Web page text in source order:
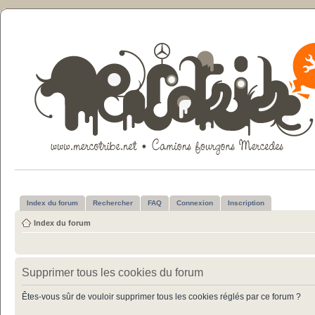
Index du forum Rechercher FAQ Connexion Inscription
Index du forum
Supprimer tous les cookies du forum
Êtes-vous sûr de vouloir supprimer tous les cookies réglés par ce forum ?